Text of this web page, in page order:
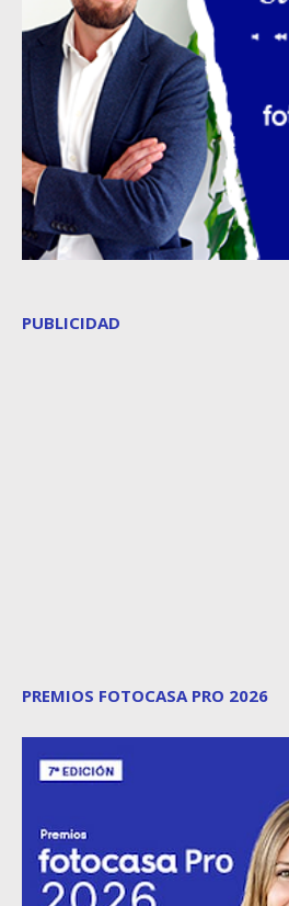
PUBLICIDAD
PREMIOS FOTOCASA PRO 2026